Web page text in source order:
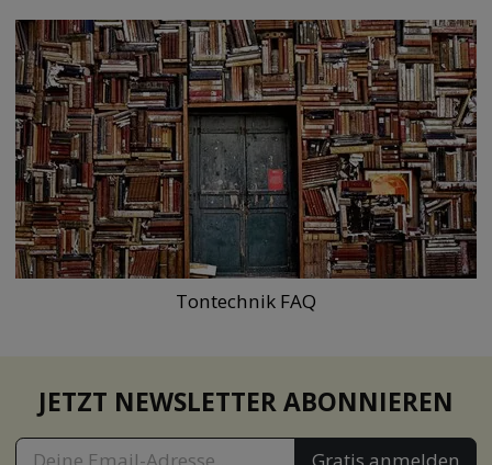
Tontechnik FAQ
JETZT NEWSLETTER ABONNIEREN